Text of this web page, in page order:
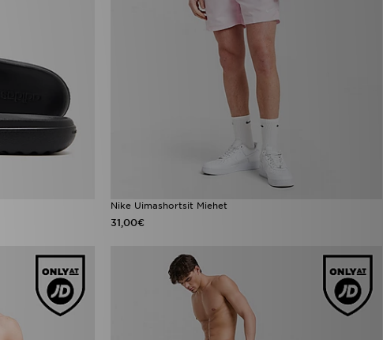
Nike Uimashortsit Miehet
31,00€